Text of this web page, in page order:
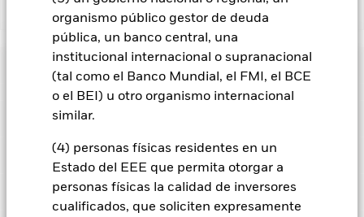
organismo público gestor de deuda
pública, un banco central, una
institucional internacional o supranacional
(tal como el Banco Mundial, el FMI, el BCE
o el BEI) u otro organismo internacional
similar.
(4) personas físicas residentes en un
Estado del EEE que permita otorgar a
personas físicas la calidad de inversores
cualificados, que soliciten expresamente
Mostrar menos
BGF Global Corporate Bond Fund
Rentabilidad
Gráfico de rendimiento
Ver gráfico completo
Los cambios en los tipos de interés, el riesgo de crédito y/o los
la rentabilidad de los títulos de renta fija. Los valores
calificados sin categoría de inversión pueden ser más
sensibles a estos riesgos que los valores de renta fija con
mejor calificación. Las rebajas de la calificación de solvencia
potenciales o reales pueden incrementar el nivel de riesgo.
Los derivados pueden ser muy sensibles a las variaciones del
Datos clave
Activos netos del Fondo USD 1.469.336.167
Fecha de lanzamiento del
19 oct 2007
Características del Fondo
Número de posiciones
Indicador de riesgo